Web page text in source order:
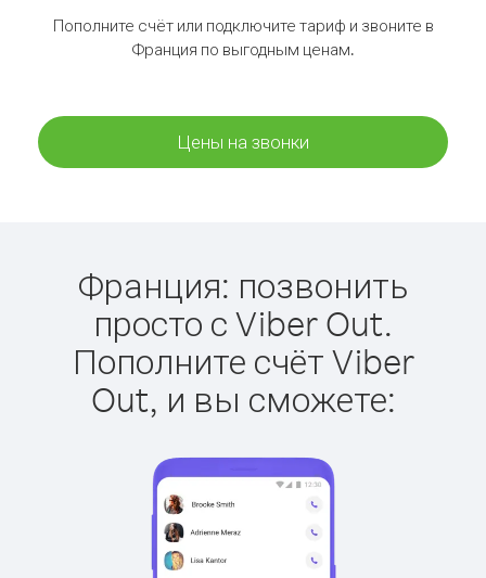
Пополните счёт или подключите тариф и звоните в
Франция по выгодным ценам.
Цены на звонки
Франция: позвонить
просто с Viber Out.
Пополните счёт Viber
Out, и вы сможете: